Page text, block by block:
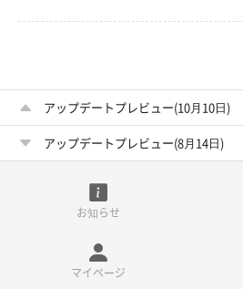
アップデートプレビュー(10月10日)
アップデートプレビュー(8月14日)
お知らせ
マイページ